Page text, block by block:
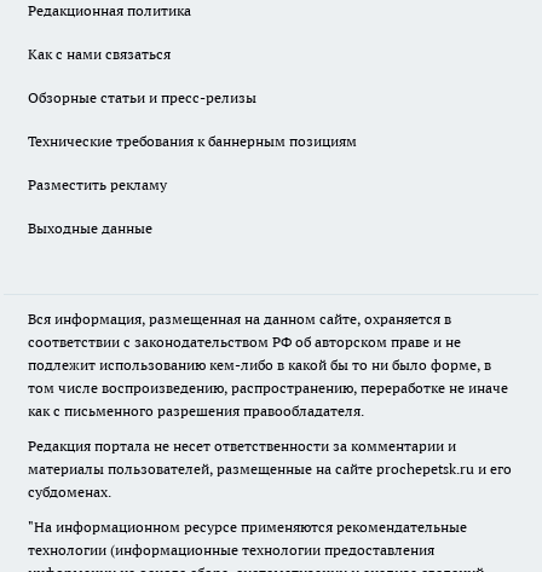
Редакционная политика
Как с нами связаться
Обзорные статьи и пресс-релизы
Технические требования к баннерным позициям
Разместить рекламу
Выходные данные
Вся информация, размещенная на данном сайте, охраняется в
соответствии с законодательством РФ об авторском праве и не
подлежит использованию кем-либо в какой бы то ни было форме, в
том числе воспроизведению, распространению, переработке не иначе
как с письменного разрешения правообладателя.
Редакция портала не несет ответственности за комментарии и
материалы пользователей, размещенные на сайте prochepetsk.ru и его
субдоменах.
"На информационном ресурсе применяются рекомендательные
технологии (информационные технологии предоставления